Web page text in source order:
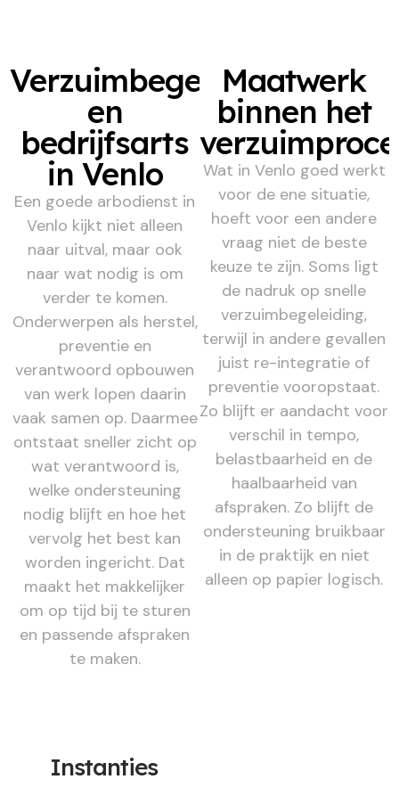
Verzuimbegeleiding
en
bedrijfsarts
in Venlo
Een goede arbodienst in
Venlo kijkt niet alleen
naar uitval, maar ook
naar wat nodig is om
verder te komen.
Onderwerpen als herstel,
preventie en
verantwoord opbouwen
van werk lopen daarin
vaak samen op. Daarmee
ontstaat sneller zicht op
wat verantwoord is,
welke ondersteuning
nodig blijft en hoe het
vervolg het best kan
worden ingericht. Dat
maakt het makkelijker
om op tijd bij te sturen
en passende afspraken
te maken.
Maatwerk
binnen het
Wat in Venlo goed werkt
voor de ene situatie,
hoeft voor een andere
vraag niet de beste
keuze te zijn. Soms ligt
de nadruk op snelle
verzuimbegeleiding,
terwijl in andere gevallen
juist re-integratie of
preventie vooropstaat.
Zo blijft er aandacht voor
verschil in tempo,
belastbaarheid en de
haalbaarheid van
afspraken. Zo blijft de
ondersteuning bruikbaar
in de praktijk en niet
alleen op papier logisch.
Instanties